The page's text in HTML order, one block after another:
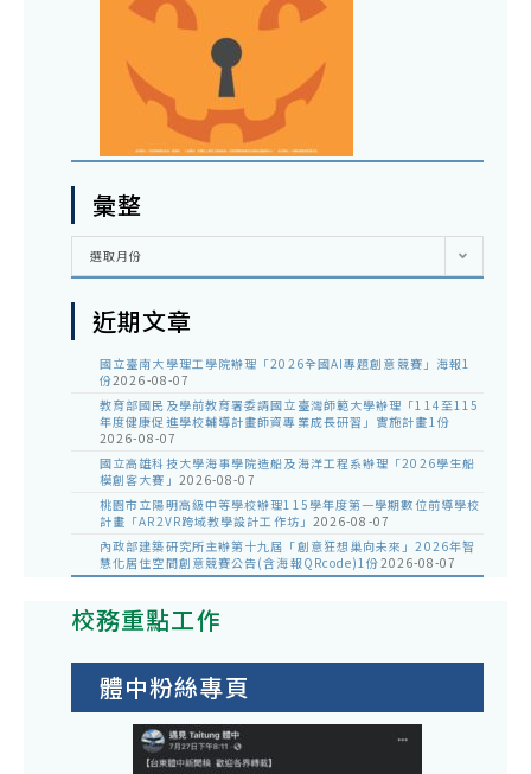
彙整
彙
選取月份
近期文章
國立臺南大學理工學院辦理「2026全國AI專題創意競賽」海報1
份2026-08-07
教育部國民及學前教育署委請國立臺灣師範大學辦理「114至115
年度健康促進學校輔導計畫師資專業成長研習」實施計畫1份
2026-08-07
國立高雄科技大學海事學院造船及海洋工程系辦理「2026學生船
模創客大賽」 2026-08-07
桃園市立陽明高級中等學校辦理115學年度第一學期數位前導學校
計畫「AR2VR跨域教學設計工作坊」 2026-08-07
內政部建築研究所主辦第十九屆「創意狂想巢向未來」2026年智
慧化居住空間創意競賽公告(含海報QRcode)1份2026-08-07
校務重點工作
體中粉絲專頁